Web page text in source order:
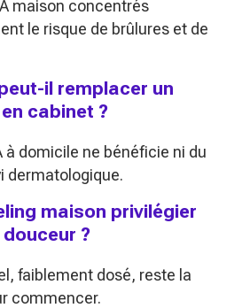
maison concentrés
le risque de brûlures et de
il remplacer un
cabinet ?
à domicile ne bénéficie ni du
dermatologique.
maison privilégier
?
faiblement dosé, reste la
commencer.